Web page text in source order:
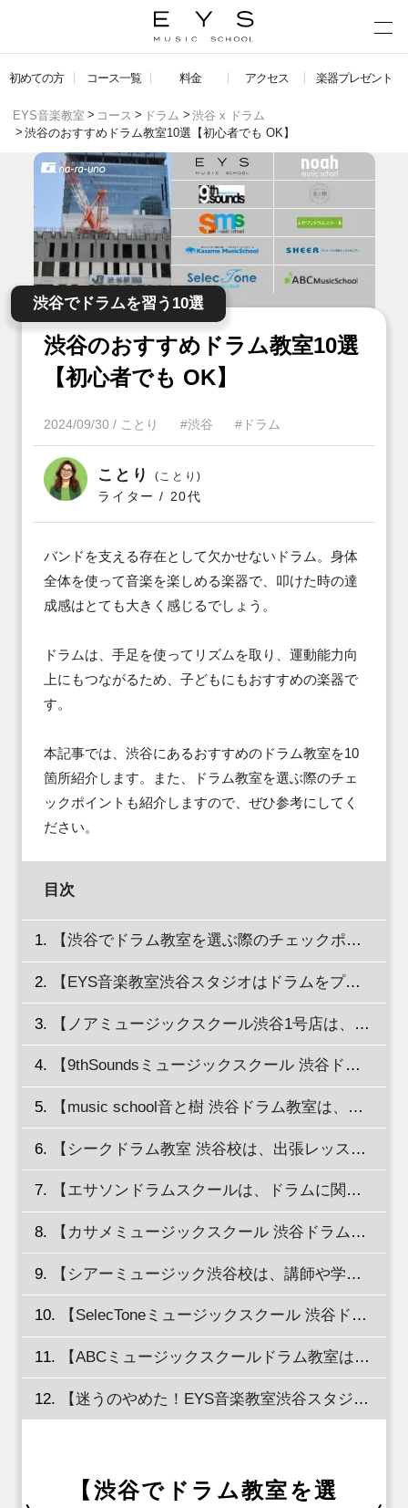
初めての方 コース一覧 料金 アクセス 楽器プレゼント
EYS音楽教室 コース ドラム
渋谷 x ドラム
渋谷のおすすめドラム教室10選【初心者でも OK】
渋谷のおすすめドラム教室10選
【初心者でも OK】
渋谷でドラムを習う10選
2024/09/30 / ことり #渋谷 #ドラム
ことり (ことり)
ライター / 20代
バンドを支える存在として欠かせないドラム。身体
全体を使って音楽を楽しめる楽器で、叩けた時の達
成感はとても大きく感じるでしょう。
ドラムは、手足を使ってリズムを取り、運動能力向
上にもつながるため、子どもにもおすすめの楽器で
す。
本記事では、渋谷にあるおすすめのドラム教室を10
箇所紹介します。また、ドラム教室を選ぶ際のチェ
ックポイントも紹介しますので、ぜひ参考にしてく
ださい。
目次
【渋谷でドラム教室を選ぶ際のチェックポイントを徹底解説！】
【EYS音楽教室渋谷スタジオはドラムをプレゼントしている！】
【ノアミュージックスクール渋谷1号店は、子ども用のドラムあり！】
【9thSoundsミュージックスクール 渋谷ドラム教室は、初心者におすすめ！】
【music school音と樹 渋谷ドラム教室は、カウンセリングを受けられる！】
【シークドラム教室 渋谷校は、出張レッスンあり！】
【エサソンドラムスクールは、ドラムに関する電話相談を行っている！】
【カサメミュージックスクール 渋谷ドラム教室は、様々なレッスン形態に対応！】
【シアーミュージック渋谷校は、講師や学科などを自由に選べる！】
【SelecToneミュージックスクール 渋谷ドラム教室は、子どもの指導に力を入れている！】
【ABCミュージックスクールドラム教室は、様々なジャンルに対応！】
【迷うのやめた！EYS音楽教室渋谷スタジオでドラムレッスンを体験！】
【渋谷でドラム教室を選